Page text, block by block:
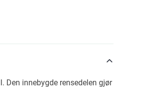
Den innebygde rensedelen gjør